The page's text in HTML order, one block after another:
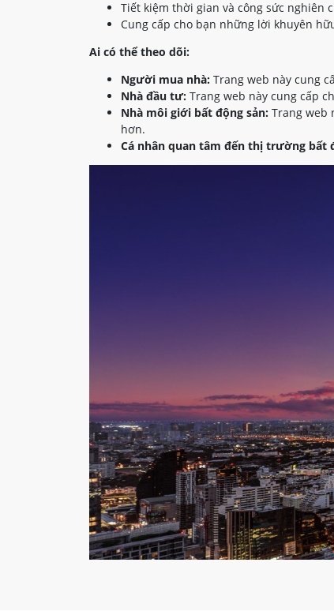
Tiết kiệm thời gian và công sức nghiên
Cung cấp cho bạn những lời khuyên
Ai có thể theo dõi:
Người mua nhà:Trang web này cung
Nhà đầu tư:Trang web này cung cấp
Nhà môi giới bất động sản:Trang web
hơn.
Cá nhân quan tâm đến thị trường bất